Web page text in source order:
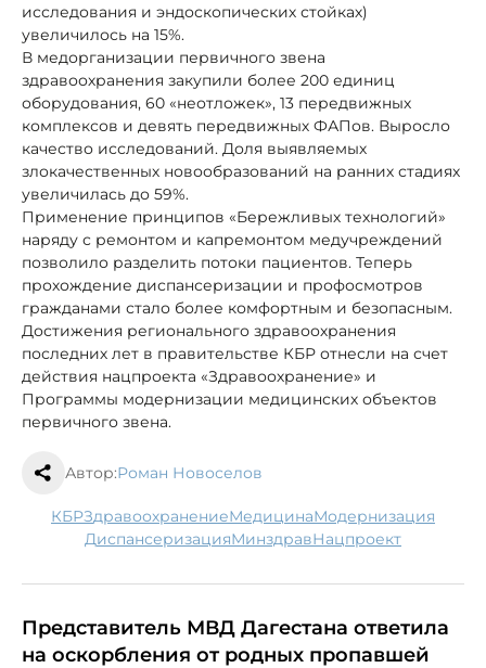
исследования и эндоскопических стойках)
увеличилось на 15%.
В медорганизации первичного звена
здравоохранения закупили более 200 единиц
оборудования, 60 «неотложек», 13 передвижных
комплексов и девять передвижных ФАПов. Выросло
качество исследований. Доля выявляемых
злокачественных новообразований на ранних стадиях
увеличилась до 59%.
Применение принципов «Бережливых технологий»
наряду с ремонтом и капремонтом медучреждений
позволило разделить потоки пациентов. Теперь
прохождение диспансеризации и профосмотров
гражданами стало более комфортным и безопасным.
Достижения регионального здравоохранения
последних лет в правительстве КБР отнесли на счет
действия нацпроекта «Здравоохранение» и
Программы модернизации медицинских объектов
первичного звена.
Автор:Роман Новоселов
КБР здравоохранение медицина
модернизация
диспансеризация
минздрав нацпроект
Представитель МВД Дагестана ответила
на оскорбления от родных пропавшей